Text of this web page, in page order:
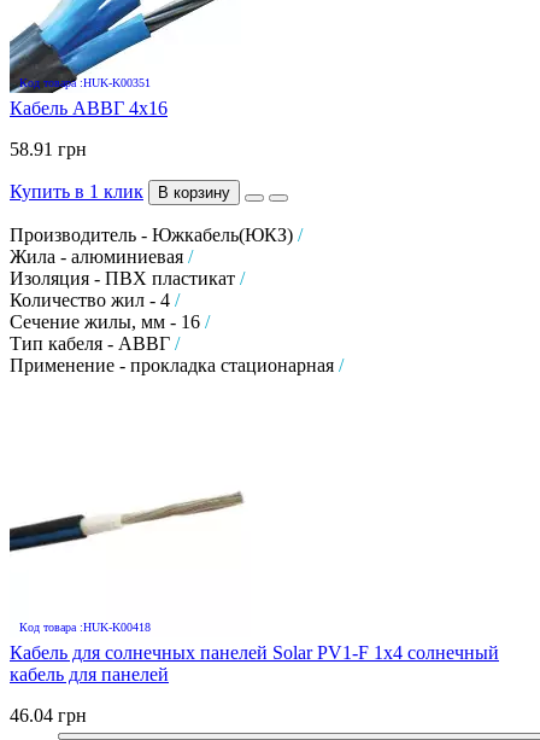
Код товара :HUK-K00351
Кабель АВВГ 4х16
58.91 грн
Купить в 1 клик В корзину
Производитель - Южкабель(ЮКЗ) /
Жила - алюминиевая /
Изоляция - ПВХ пластикат /
Количество жил - 4 /
Сечение жилы, мм - 16 /
Тип кабеля - АВВГ /
Применение - прокладка стационарная /
Код товара :HUK-K00418
Кабель для солнечных панелей Solar PV1-F 1х4 солнечный
кабель для панелей
46.04 грн